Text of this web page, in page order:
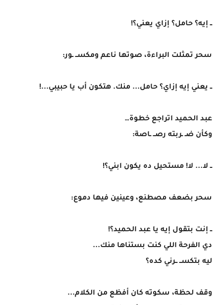
ــ إيه؟ حامل؟ إزاي يعني؟!
سحر تمثلت البراءة، صوتها ناعم ومكســ ـور:
ــ يعني إيه إزاي؟ حامل... منك. هتكون أب يا حبيبي...!
عبد الحميد اتراجع خطوة…
وكأن ضـ ـربته رصــ ـاصة:
ــ لا... لا! مستحيل ده يكون ابني؟!
سحر بضعف مصطنع، وعينين فيها دموع:
ــ إنت بتقول إيه يا عبد الحميد؟!
دي الفرحة اللي كنت بستناها منك...
ليه بتكســ ــرني كده؟
وقف لحظة، سكوته كان أفظع من الكلام...